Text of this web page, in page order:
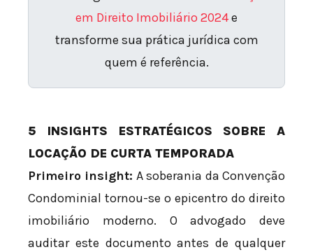
em Direito Imobiliário 2024e
transforme sua prática jurídica com
quem é referência.
5 INSIGHTS ESTRATÉGICOS SOBRE A
LOCAÇÃO DE CURTA TEMPORADA
Primeiro insight: A soberania da Convenção
Condominial tornou-se o epicentro do direito
imobiliário moderno. O advogado deve
auditar este documento antes de qualquer